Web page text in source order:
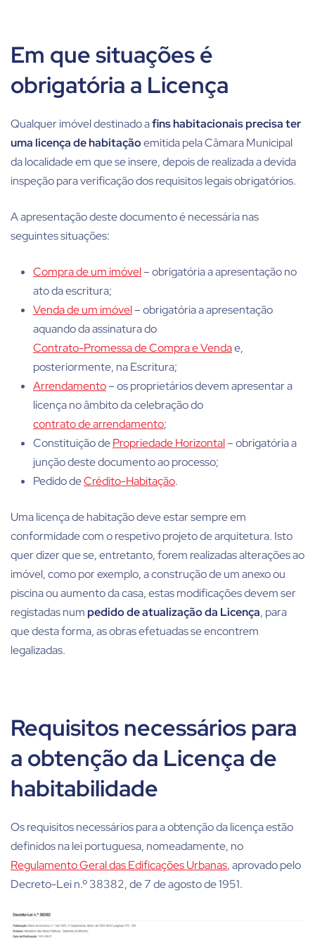
Em que situações é
obrigatória a Licença
Qualquer imóvel destinado afins habitacionais precisa ter
uma licença de habitaçãoemitida pela Câmara Municipal
da localidade em que se insere, depois de realizada a devida
inspeção para verificação dos requisitos legais obrigatórios.
A apresentação deste documento é necessária nas
seguintes situações:
Compra de um imóvel– obrigatória a apresentação no
ato da escritura;
Venda de um imóvel– obrigatória a apresentação
aquando da assinatura do
Contrato-Promessa de Compra e Vendae,
posteriormente, na Escritura;
Arrendamento– os proprietários devem apresentar a
licença no âmbito da celebração do
contrato de arrendamento;
Constituição dePropriedade Horizontal– obrigatória a
junção deste documento ao processo;
Pedido deCrédito-Habitação.
Uma licença de habitação deve estar sempre em
conformidade com o respetivo projeto de arquitetura. Isto
quer dizer que se, entretanto, forem realizadas alterações ao
imóvel, como por exemplo, a construção de um anexo ou
piscina ou aumento da casa, estas modificações devem ser
registadas num pedido de atualização da Licença, para
que desta forma, as obras efetuadas se encontrem
legalizadas.
Requisitos necessários para
a obtenção da Licença de
habitabilidade
Os requisitos necessários para a obtenção da licença estão
definidos na lei portuguesa, nomeadamente, no
Regulamento Geral das Edificações Urbanas, aprovado pelo
Decreto-Lei n.º 38382, de 7 de agosto de 1951.